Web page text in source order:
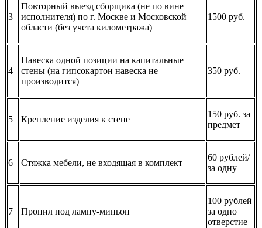
3
Повторный выезд сборщика (не по вине
исполнителя) по г. Москве и Московской
области (без учета километража)
1500 руб.
4
Навеска одной позиции на капитальные
стены (на гипсокартон навеска не
производится)
350 руб.
5 Крепление изделия к стене
150 руб. за
предмет
6 Стяжка мебели, не входящая в комплект
60 рублей/
за одну
7 Пропил под лампу-миньон
100 рублей
за одно
отверстие